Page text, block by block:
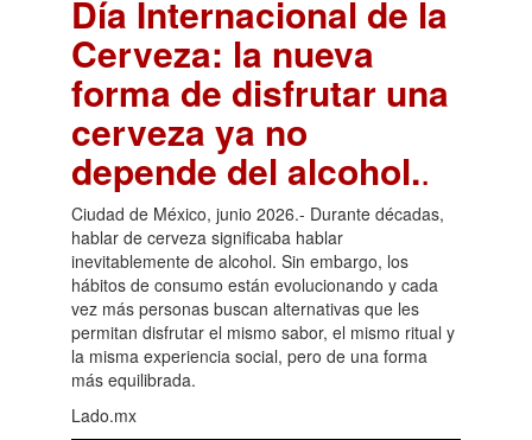
Día Internacional de la
Cerveza: la nueva
forma de disfrutar una
cerveza ya no
depende del alcohol..
Ciudad de México, junio 2026.- Durante décadas,
hablar de cerveza significaba hablar
inevitablemente de alcohol. Sin embargo, los
hábitos de consumo están evolucionando y cada
vez más personas buscan alternativas que les
permitan disfrutar el mismo sabor, el mismo ritual y
la misma experiencia social, pero de una forma
más equilibrada.
Lado.mx